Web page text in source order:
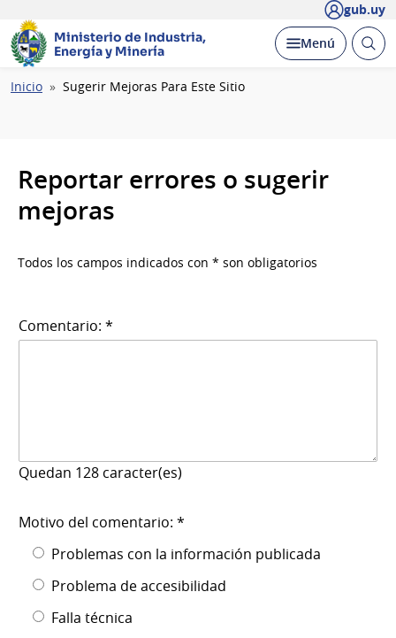
gub.uy
Ministerio de Industria,
Energía y Minería
Desplegar
Menú Abrir
Ruta
Inicio Sugerir Mejoras Para Este Sitio
Reportar errores o sugerir
mejoras
Todos los campos indicados con * son obligatorios
Comentario: *
Quedan 128 caracter(es)
Motivo del comentario: *
Problemas con la información publicada
Problema de accesibilidad
Falla técnica